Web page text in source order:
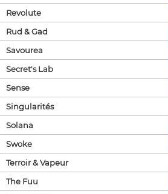
Revolute
Rud & Gad
Savourea
Secret's Lab
Sense
Singularités
Solana
Swoke
Terroir & Vapeur
The Fuu